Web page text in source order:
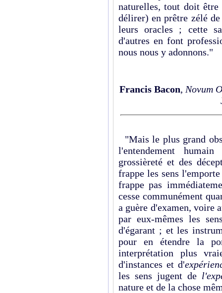
naturelles, tout doit
délirer) en prêtre zélé
leurs oracles ; cette
d'autres en font
nous nous y adonnons."
Francis Bacon, Novum
"Mais le plus grand
l'entendement
grossièreté et des
frappe les sens
frappe pas
cesse communément
a guère d'examen, voire
par eux-mêmes les
d'égarant ; et les
pour en étendre la
interprétation plus
d'instances et d'
les sens jugent de
nature et de la chose